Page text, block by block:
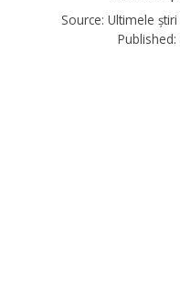
Source: Ultimele
Published: